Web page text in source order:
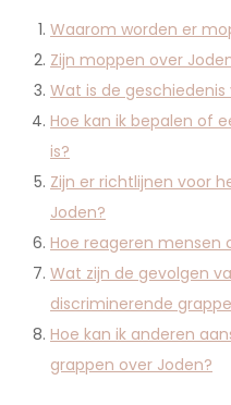
Waarom worden er
Zijn moppen over
Wat is de
Hoe kan ik bepalen of
is?
Zijn er richtlijnen voor
Joden?
Hoe reageren mensen
Wat zijn de gevolgen
discriminerende
Hoe kan ik anderen
grappen over Joden?